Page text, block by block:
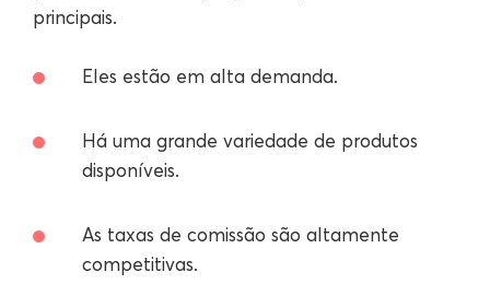
principais.
Eles estão em alta demanda.
Há uma grande variedade de produtos
disponíveis.
As taxas de comissão são altamente
competitivas.